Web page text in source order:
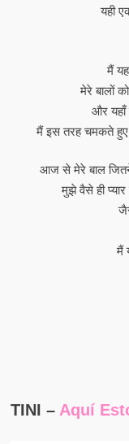
यही
मैं
मेरे बालों
और
मैं इस तरह चमकते हुए
आज से मेरे बाल
मुझे वैसे ही
मैं
TINI – Aquí